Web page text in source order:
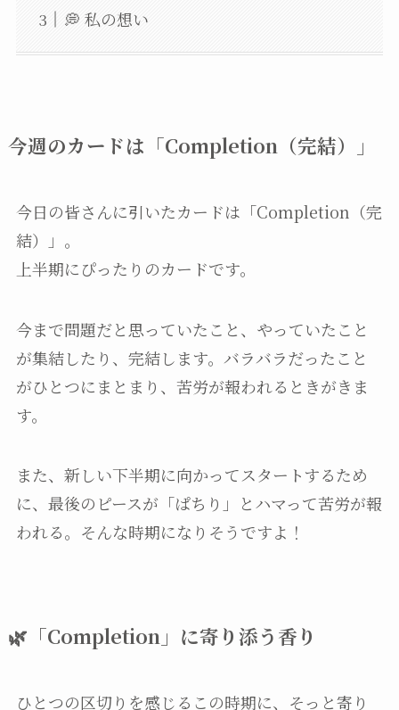
💭 私の想い
今週のカードは「Completion（完結）」
今日の皆さんに引いたカードは「Completion（完
結）」。
上半期にぴったりのカードです。
今まで問題だと思っていたこと、やっていたこと
が集結したり、完結します。バラバラだったこと
がひとつにまとまり、苦労が報われるときがきま
す。
また、新しい下半期に向かってスタートするため
に、最後のピースが「ぱちり」とハマって苦労が報
われる。そんな時期になりそうですよ！
🌿「Completion」に寄り添う香り
ひとつの区切りを感じるこの時期に、そっと寄り